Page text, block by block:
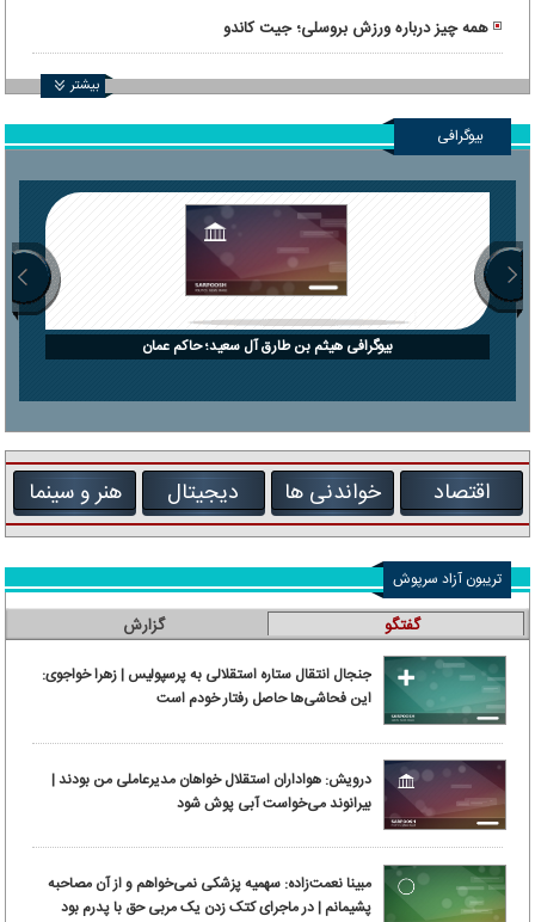
همه چیز درباره ورزش بروسلی؛ جیت کاندو
بیشتر
بیوگرافی
بیوگرافی هیثم بن طارق آل سعید؛ حاکم عمان
اقتصاد خواندنی ها دیجیتال هنر و سینما
تریبون آزاد سرپوش
گفتگو گزارش
جنجال انتقال ستاره استقلالی به پرسپولیس | زهرا خواجوی:
این فحاشی‌ها حاصل رفتار خودم است
درویش: هواداران استقلال خواهان مدیرعاملی من بودند |
بیرانوند می‌خواست آبی پوش شود
مبینا نعمت‌زاده: سهمیه پزشکی نمی‌خواهم و از آن مصاحبه
پشیمانم | در ماجرای کتک زدن یک مربی حق با پدرم بود